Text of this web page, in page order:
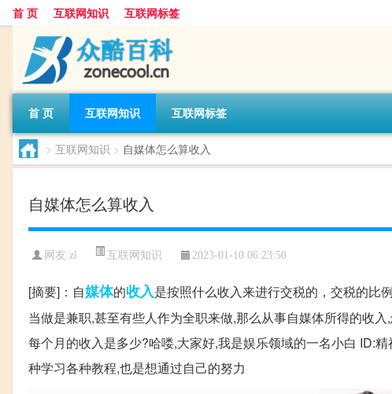
首 页 互联网知识 互联网标签
首 页 互联网知识 互联网标签
> 互联网知识 > 自媒体怎么算收入
自媒体怎么算收入
网友:zl 互联网知识 2023-01-10 06:23:50
[摘要]：自媒体的收入是按照什么收入来进行交税的，交税的比
当做是兼职,甚至有些人作为全职来做,那么从事自媒体所得的收
每个月的收入是多少?哈喽,大家好,我是娱乐领域的一名小白 ID:
种学习各种教程,也是想通过自己的努力